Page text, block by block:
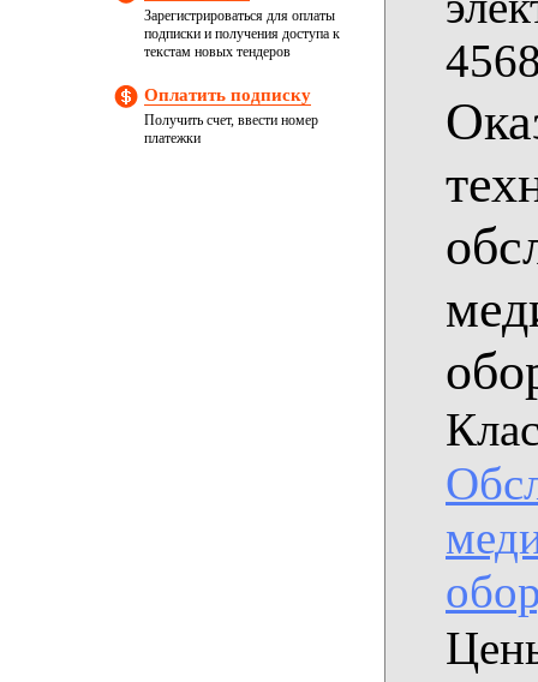
Зарегистрироваться для оплаты
подписки и получения доступа к
текстам новых тендеров
Оплатить подписку
Получить счет, ввести номер
платежки